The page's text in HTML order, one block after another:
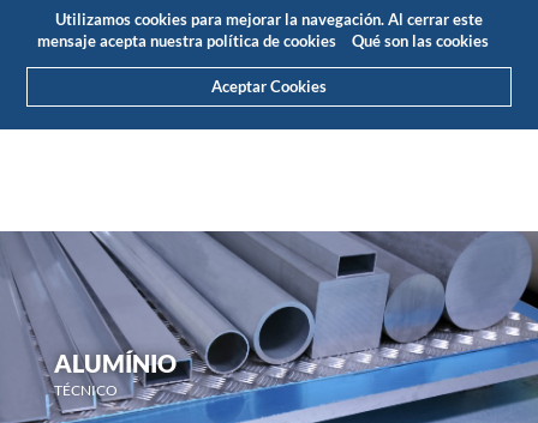
Utilizamos cookies para mejorar la navegación. Al cerrar este
mensaje acepta nuestra política de cookies
Qué son las cookies
Aceptar Cookies
Área Cliente
Presupuesto(0)
ALUMÍNIO
TÉCNICO